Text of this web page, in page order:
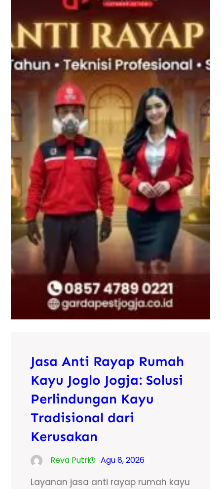
Jasa Anti Rayap Rumah
Kayu Joglo Jogja: Solusi
Perlindungan Kayu
Tradisional dari
Kerusakan
Reva Putri Agu 8, 2026
Layanan jasa anti rayap rumah kayu